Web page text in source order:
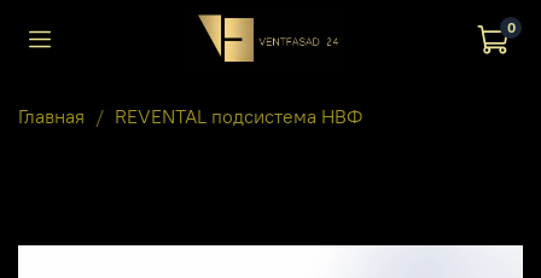
0
Главная REVENTAL подсистема НВФ